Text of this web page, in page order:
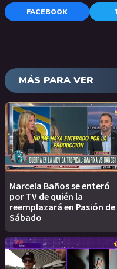
FACEBOOK
MÁS PARA VER
Marcela Baños se enteró
por TV de quién la
reemplazará en Pasión de
Sábado